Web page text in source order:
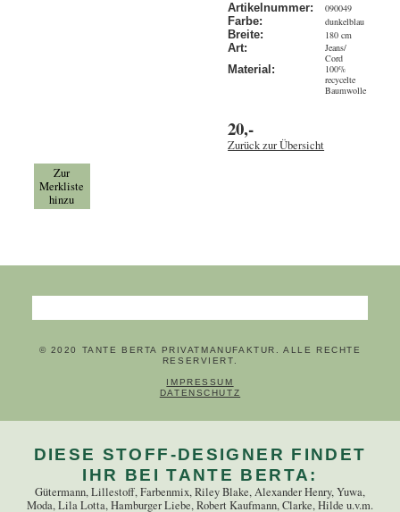
Artikelnummer:
090049
Farbe:
dunkelblau
Breite:
180 cm
Art:
Jeans/
Cord
Material:
100%
recycelte
Baumwolle
20,-
Zurück zur Übersicht
Zur
Merkliste
hinzu
Suchbegriffe
© 2020 TANTE BERTA PRIVATMANUFAKTUR. ALLE RECHTE
RESERVIERT.
NAVIGATION ÜBERSPRINGEN
IMPRESSUM
DATENSCHUTZ
DIESE STOFF-DESIGNER FINDET
IHR BEI TANTE BERTA:
Gütermann, Lillestoff, Farbenmix, Riley Blake, Alexander Henry, Yuwa,
Moda, Lila Lotta, Hamburger Liebe, Robert Kaufmann, Clarke, Hilde u.v.m.